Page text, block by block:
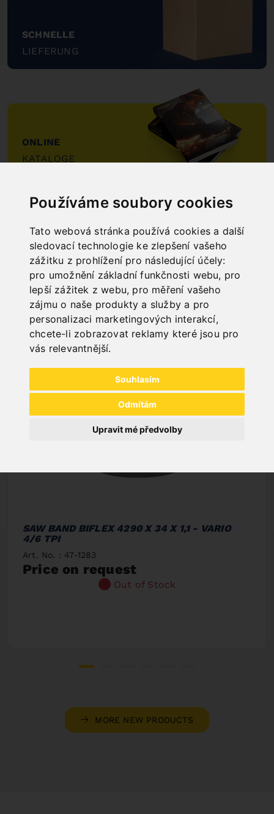
Používáme soubory cookies
Tato webová stránka používá cookies a další
sledovací technologie ke zlepšení vašeho
zážitku z prohlížení pro následující účely:
pro umožnění základní funkčnosti webu, pro
lepší zážitek z webu, pro měření vašeho
zájmu o naše produkty a služby a pro
personalizaci marketingových interakcí,
chcete-li zobrazovat reklamy které jsou pro
vás relevantnější.
Souhlasím
Odmítám
Upravit mé předvolby
SCHNELLE
LIEFERUNG
"
ONLINE
KATALOGE
NEW PRODUCTS
SAW BAND BIFLEX 4290 X 34 X 1,1 - VARIO
4/6 TPI
Art. No. : 47-1283
Price on request
Out of Stock
MORE NEW PRODUCTS